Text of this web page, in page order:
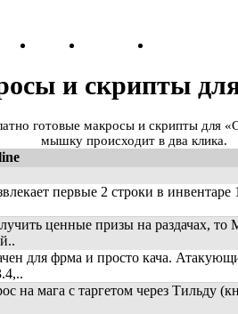
Отзывы Поддержка
и скрипты
готовые макросы и скрипты для
мышку происходит в два клика.
первые 2 строки в инвентаре
ценные призы на раздачах, то
для фрма и просто кача.
на мага с таргетом через Тильду